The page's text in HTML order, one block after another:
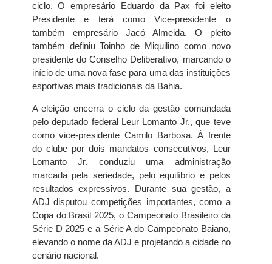
ciclo. O empresário Eduardo da Pax foi eleito
Presidente e terá como Vice-presidente o
também empresário Jacó Almeida. O pleito
também definiu Toinho de Miquilino como novo
presidente do Conselho Deliberativo, marcando o
início de uma nova fase para uma das instituições
esportivas mais tradicionais da Bahia.
A eleição encerra o ciclo da gestão comandada
pelo deputado federal Leur Lomanto Jr., que teve
como vice-presidente Camilo Barbosa. À frente
do clube por dois mandatos consecutivos, Leur
Lomanto Jr. conduziu uma administração
marcada pela seriedade, pelo equilíbrio e pelos
resultados expressivos. Durante sua gestão, a
ADJ disputou competições importantes, como a
Copa do Brasil 2025, o Campeonato Brasileiro da
Série D 2025 e a Série A do Campeonato Baiano,
elevando o nome da ADJ e projetando a cidade no
cenário nacional.